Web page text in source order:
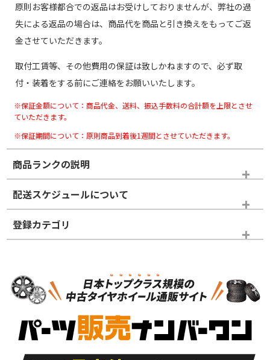
原則お客様都合での返品はお受けしておりませんが、弊社の過
失による返品の場合は、商品代を商品と引き換えをもってご返
金させていただきます。
取付工賃等、その他費用の保証は致しかねますので、必ず取
付・装着をする前にご連絡をお願いいたします。
※保証金額について：商品代金、送料、振込手数料の合計額を上限とさせ
ていただきます。
※保証期間について：原則商品到着後1週間とさせていただきます。
商品ランクの説明
※商品ランクは出品者の主観により判断しておりますので、あら
かじめご了承ください。
ホイールランク
S
品）
S
新車外し品（新古
付き
走行距離も少なく、
走行距離も少なく、
配送スケジュールについて
登録カテゴリ
スタッドレスタイヤホイールセット